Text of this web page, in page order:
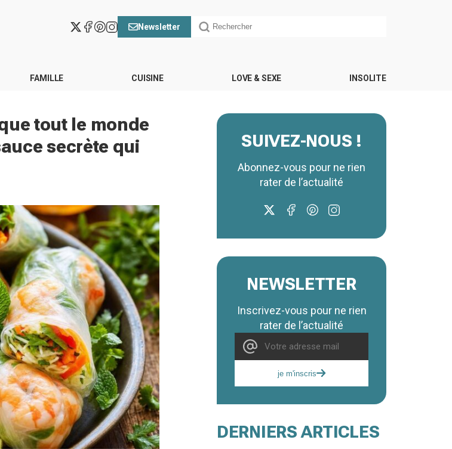
Newsletter
FAMILLE CUISINE LOVE & SEXE INSOLITE
tout le monde
secrète qui
SUIVEZ-NOUS !
Abonnez-vous pour ne rien
rater de l’actualité
NEWSLETTER
Inscrivez-vous pour ne rien
rater de l’actualité
je m'inscris
DERNIERS ARTICLES